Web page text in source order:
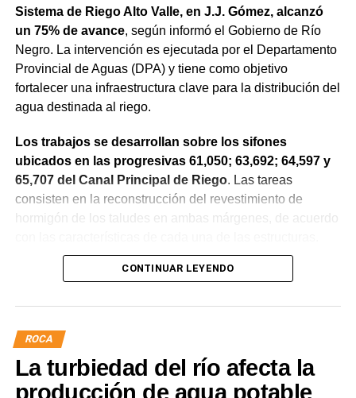
Sistema de Riego Alto Valle, en J.J. Gómez, alcanzó
un 75% de avance, según informó el Gobierno de Río
Negro. La intervención es ejecutada por el Departamento
Provincial de Aguas (DPA) y tiene como objetivo
fortalecer una infraestructura clave para la distribución del
agua destinada al riego.
Los trabajos se desarrollan sobre los sifones
ubicados en las progresivas 61,050; 63,692; 64,597 y
65,707 del Canal Principal de Riego. Las tareas
consisten en la reconstrucción del revestimiento de
hormigón de los taludes en ambas márgenes, de acuerdo
La obra incluye la demolición de losas deterioradas, la
requieren, la ejecución de un nuevo revestimiento de
hormigón reforzado con malla de acero y el sellado de
juntas para mejorar la durabilidad de la infraestructura.
Desde el DPA destacaron que esta intervención forma
CONTINUAR LEYENDO
ROCA
La turbiedad del río afecta la
producción de agua potable